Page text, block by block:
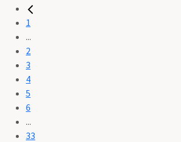
1
...
2
3
4
5
6
...
33